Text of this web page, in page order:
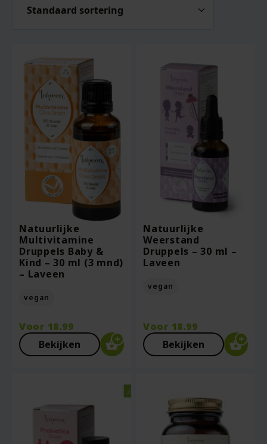
Natuurlijke
Multivitamine
Druppels Baby &
Kind – 30 ml (3 mnd)
– Laveen
vegan
Voor 18.99
Bekijken
Natuurlijke
Weerstand
Druppels – 30 ml –
Laveen
vegan
Voor 18.99
Bekijken